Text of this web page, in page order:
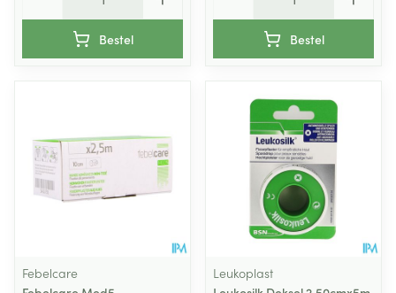
Bestel Bestel
Febelcare
Leukoplast